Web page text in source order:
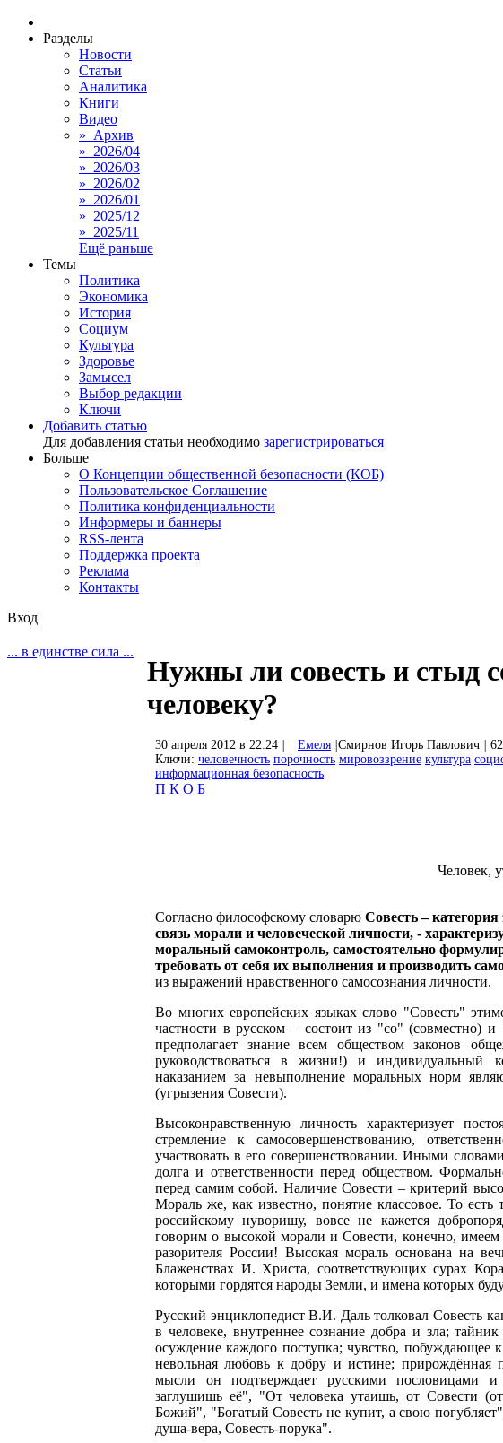
Разделы
Новости
Статьи
Аналитика
Книги
Видео
» Архив
» 2026/04
» 2026/03
» 2026/02
» 2026/01
» 2025/12
» 2025/11
Ещё раньше
Темы
Политика
Экономика
История
Социум
Культура
Здоровье
Замысел
Выбор редакции
Ключи
Добавить статью
Для добавления статьи необходимо зарегистрироваться
Больше
О Концепции общественной безопасности (КОБ)
Пользовательское Соглашение
Политика конфиденциальности
Информеры и баннеры
RSS-лента
Поддержка проекта
Реклама
Контакты
Вход
... в единстве сила ...
Нужны ли совесть и стыд
человеку?
30 апреля 2012 в 22:24 Емеля Смирнов Игорь Павлович
Ключи: человечность порочность мировоззрение культура
информационная безопасность
П К О Б
Человек,
Согласно философскому словарю Совесть –
связь морали и человеческой личности, -
моральный самоконтроль, самостоятельно
требовать от себя их выполнения и производить
из выражений нравственного самосознания личности.
Во многих европейских языках слово "Совесть"
частности в русском – состоит из "со" (совместно)
предполагает знание всем обществом законов
руководствоваться в жизни!) и
наказанием за невыполнение моральных норм
(угрызения Совести).
Высоконравственную личность характеризует
стремление к самосовершенствованию,
участвовать в его совершенствовании. Иными
долга и ответственности перед обществом.
перед самим собой. Наличие Совести – критерий
Мораль же, как известно, понятие классовое. То
российскому нуворишу, вовсе не кажется
говорим о высокой морали и Совести, конечно, имеем
разорителя России! Высокая мораль основана на
Блаженствах И. Христа, соответствующих сурах
которыми гордятся народы Земли, и имена которых
Русский энциклопедист В.И. Даль толковал Совесть
в человеке, внутреннее сознание добра и зла;
осуждение каждого поступка; чувство,
невольная любовь к добру и истине; прирождённая
мысли он подтверждает русскими пословицами
заглушишь её", "От человека утаишь, от Совести
Божий", "Богатый Совесть не купит, а свою
душа-вера, Совесть-порука".